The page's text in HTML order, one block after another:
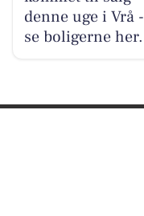
denne uge i Vrå -
se boligerne her.